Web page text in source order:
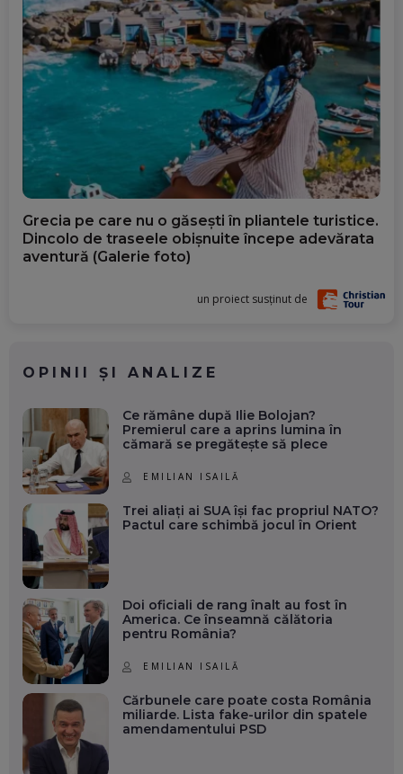
Grecia pe care nu o găsești în pliantele turistice.
Dincolo de traseele obișnuite începe adevărata
aventură (Galerie foto)
un proiect susținut de
OPINII ȘI ANALIZE
Ce rămâne după Ilie Bolojan?
Premierul care a aprins lumina în
cămară se pregătește să plece
EMILIAN ISAILĂ
Trei aliați ai SUA își fac propriul NATO?
Pactul care schimbă jocul în Orient
Doi oficiali de rang înalt au fost în
America. Ce înseamnă călătoria
pentru România?
EMILIAN ISAILĂ
Cărbunele care poate costa România
miliarde. Lista fake-urilor din spatele
amendamentului PSD